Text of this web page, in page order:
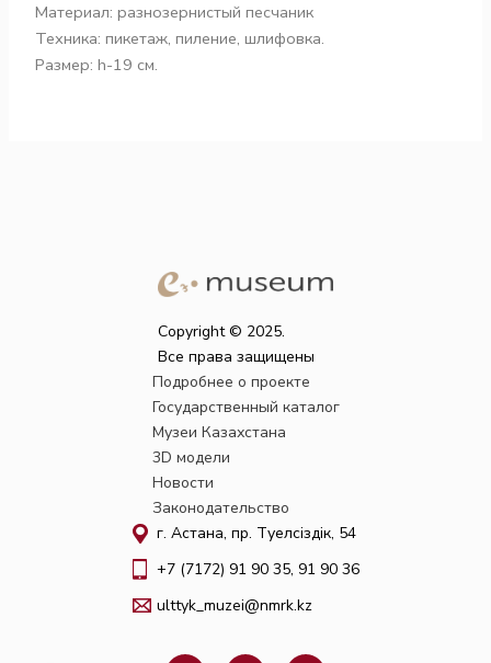
Материал: разнозернистый песчаник
Техника: пикетаж, пиление, шлифовка.
Размер: h-19 см.
Copyright © 2025.
Все права защищены
Подробнее о проекте
Государственный каталог
Музеи Казахстана
3D модели
Новости
Законодательство
г. Астана, пр. Тәуелсіздік, 54
+7 (7172) 91 90 35, 91 90 36
ulttyk_muzei@nmrk.kz